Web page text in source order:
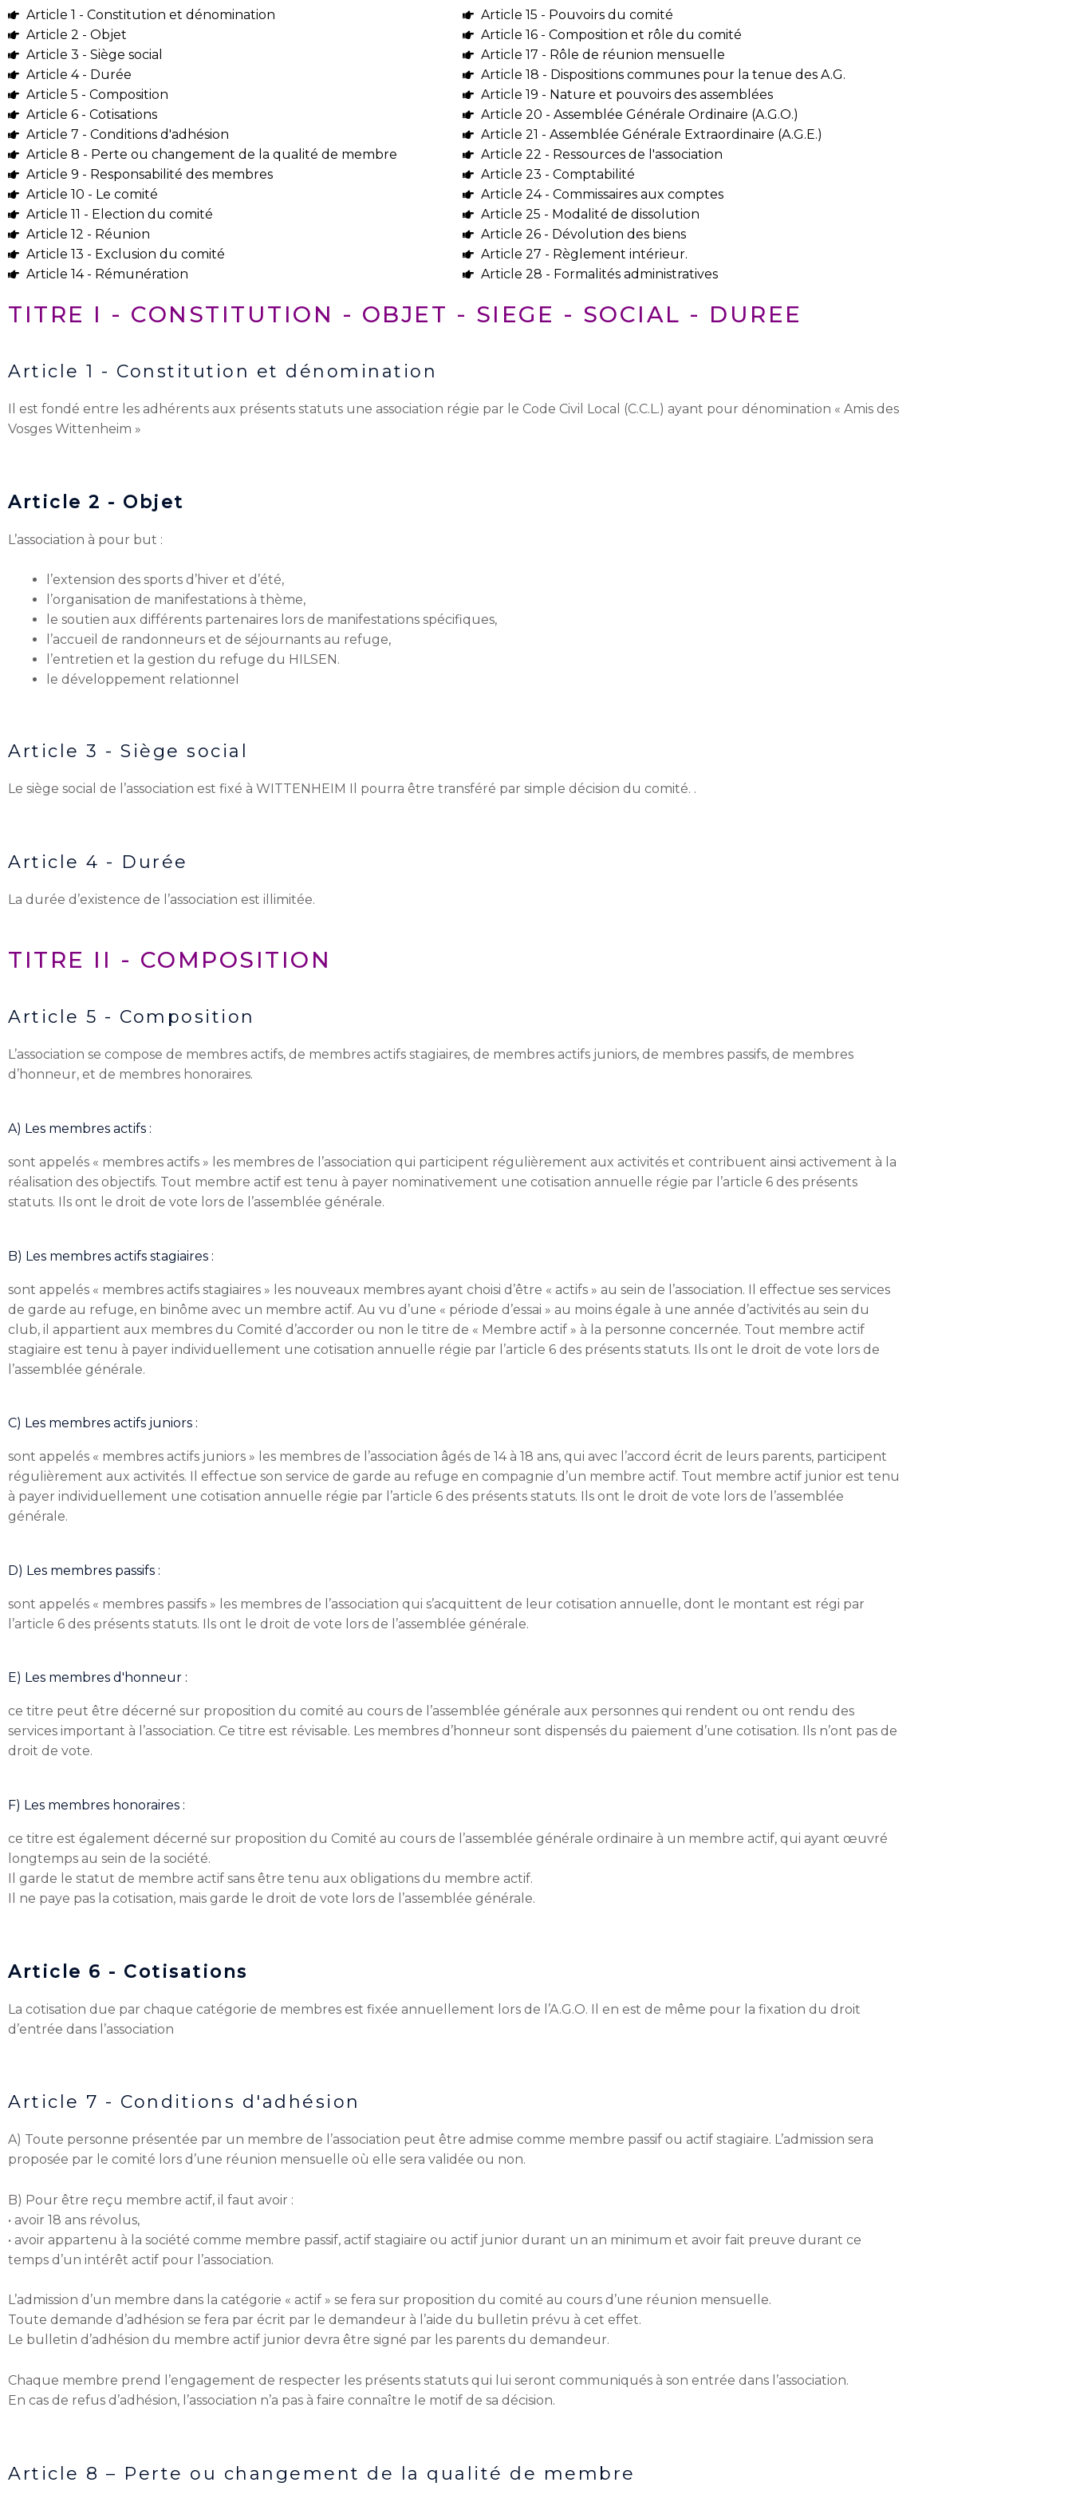
Article 1 - Constitution et dénomination
Article 2 - Objet
Article 3 - Siège social
Article 4 - Durée
Article 5 - Composition
Article 6 - Cotisations
Article 7 - Conditions d'adhésion
Article 8 - Perte ou changement de la qualité de membre
Article 9 - Responsabilité des membres
Article 10 - Le comité
Article 11 - Election du comité
Article 12 - Réunion
Article 13 - Exclusion du comité
Article 14 - Rémunération
Article 15 - Pouvoirs du comité
Article 16 - Composition et rôle du comité
Article 17 - Rôle de réunion mensuelle
Article 18 - Dispositions communes pour la tenue des A.G.
Article 19 - Nature et pouvoirs des assemblées
Article 20 - Assemblée Générale Ordinaire (A.G.O.)
Article 21 - Assemblée Générale Extraordinaire (A.G.E.)
Article 22 - Ressources de l'association
Article 23 - Comptabilité
Article 24 - Commissaires aux comptes
Article 25 - Modalité de dissolution
Article 26 - Dévolution des biens
Article 27 - Règlement intérieur.
Article 28 - Formalités administratives
TITRE I - CONSTITUTION - OBJET - SIEGE - SOCIAL - DUREE
Article 1 - Constitution et dénomination
Il est fondé entre les adhérents aux présents statuts une association régie par le Code Civil Local (C.C.L.) ayant pour dénomination « Amis des
Vosges Wittenheim »
Article 2 - Objet
L’association à pour but :
l’extension des sports d’hiver et d’été,
l’organisation de manifestations à thème,
le soutien aux différents partenaires lors de manifestations spécifiques,
l’accueil de randonneurs et de séjournants au refuge,
l’entretien et la gestion du refuge du HILSEN.
le développement relationnel
Article 3 - Siège social
Le siège social de l’association est fixé à WITTENHEIM Il pourra être transféré par simple décision du comité. .
Article 4 - Durée
La durée d’existence de l’association est illimitée.
TITRE II - COMPOSITION
Article 5 - Composition
L’association se compose de membres actifs, de membres actifs stagiaires, de membres actifs juniors, de membres passifs, de membres
d’honneur, et de membres honoraires.
A) Les membres actifs :
sont appelés « membres actifs » les membres de l’association qui participent régulièrement aux activités et contribuent ainsi activement à la
réalisation des objectifs. Tout membre actif est tenu à payer nominativement une cotisation annuelle régie par l’article 6 des présents
statuts. Ils ont le droit de vote lors de l’assemblée générale.
B) Les membres actifs stagiaires :
sont appelés « membres actifs stagiaires » les nouveaux membres ayant choisi d’être « actifs » au sein de l’association. Il effectue ses services
de garde au refuge, en binôme avec un membre actif. Au vu d’une « période d’essai » au moins égale à une année d’activités au sein du
club, il appartient aux membres du Comité d’accorder ou non le titre de « Membre actif » à la personne concernée. Tout membre actif
stagiaire est tenu à payer individuellement une cotisation annuelle régie par l’article 6 des présents statuts. Ils ont le droit de vote lors de
l’assemblée générale.
C) Les membres actifs juniors :
sont appelés « membres actifs juniors » les membres de l’association âgés de 14 à 18 ans, qui avec l’accord écrit de leurs parents, participent
régulièrement aux activités. Il effectue son service de garde au refuge en compagnie d’un membre actif. Tout membre actif junior est tenu
à payer individuellement une cotisation annuelle régie par l’article 6 des présents statuts. Ils ont le droit de vote lors de l’assemblée
générale.
D) Les membres passifs :
sont appelés « membres passifs » les membres de l’association qui s’acquittent de leur cotisation annuelle, dont le montant est régi par
l’article 6 des présents statuts. Ils ont le droit de vote lors de l’assemblée générale.
E) Les membres d'honneur :
ce titre peut être décerné sur proposition du comité au cours de l’assemblée générale aux personnes qui rendent ou ont rendu des
services important à l’association. Ce titre est révisable. Les membres d’honneur sont dispensés du paiement d’une cotisation. Ils n’ont pas de
droit de vote.
F) Les membres honoraires :
ce titre est également décerné sur proposition du Comité au cours de l’assemblée générale ordinaire à un membre actif, qui ayant œuvré
longtemps au sein de la société.
Il garde le statut de membre actif sans être tenu aux obligations du membre actif.
Il ne paye pas la cotisation, mais garde le droit de vote lors de l’assemblée générale.
Article 6 - Cotisations
La cotisation due par chaque catégorie de membres est fixée annuellement lors de l’A.G.O. Il en est de même pour la fixation du droit
d’entrée dans l’association
Article 7 - Conditions d'adhésion
A) Toute personne présentée par un membre de l’association peut être admise comme membre passif ou actif stagiaire. L’admission sera
proposée par le comité lors d’une réunion mensuelle où elle sera validée ou non.
B) Pour être reçu membre actif, il faut avoir :
• avoir 18 ans révolus,
• avoir appartenu à la société comme membre passif, actif stagiaire ou actif junior durant un an minimum et avoir fait preuve durant ce
temps d’un intérêt actif pour l’association.
L’admission d’un membre dans la catégorie « actif » se fera sur proposition du comité au cours d’une réunion mensuelle.
Toute demande d’adhésion se fera par écrit par le demandeur à l’aide du bulletin prévu à cet effet.
Le bulletin d’adhésion du membre actif junior devra être signé par les parents du demandeur.
Chaque membre prend l’engagement de respecter les présents statuts qui lui seront communiqués à son entrée dans l’association.
En cas de refus d’adhésion, l’association n’a pas à faire connaître le motif de sa décision.
Article 8 – Perte ou changement de la qualité de membre